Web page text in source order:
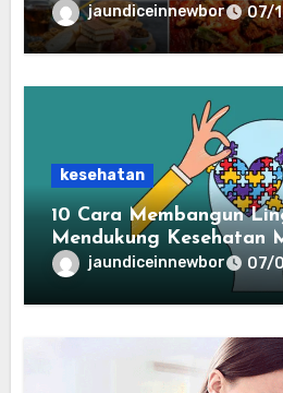
jaundiceinnewbor 07/
kesehatan
10 Cara Membangun
Mendukung Kesehatan
jaundiceinnewbor 07/